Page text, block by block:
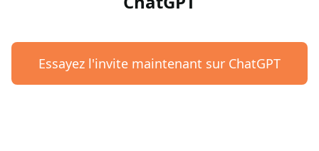
Essayez l'invite maintenant sur ChatGPT